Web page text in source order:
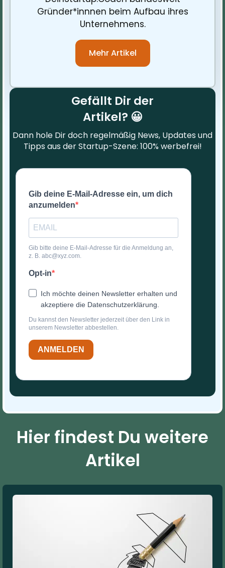
Gründer*innnen beim Aufbau ihres
Unternehmens.
Mehr Artikel
Gefällt Dir der
Artikel? 😀
Dann hole Dir doch regelmäßig News, Updates und
Tipps aus der Startup-Szene: 100% werbefrei!
Gib deine E-Mail-Adresse ein, um dich
anzumelden
Gib bitte deine E-Mail-Adresse für die Anmeldung an,
z. B. abc@xyz.com.
Opt-in
Ich möchte deinen Newsletter erhalten und
akzeptiere die Datenschutzerklärung.
Du kannst den Newsletter jederzeit über den Link in
unserem Newsletter abbestellen.
ANMELDEN
Hier findest Du weitere
Artikel